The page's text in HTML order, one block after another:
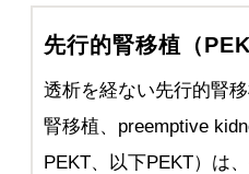
先行的腎移植（
透析を経ない先行的腎
腎移植、preemptive
PEKT、以下PEKT）は